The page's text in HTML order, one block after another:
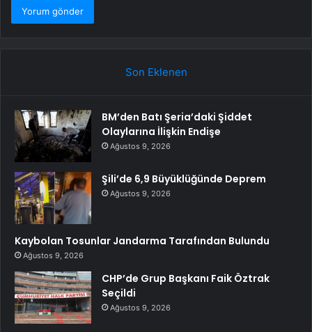
Son Eklenen
BM’den Batı Şeria’daki Şiddet
Olaylarına İlişkin Endişe
Ağustos 9, 2026
Şili’de 6,9 Büyüklüğünde Deprem
Ağustos 9, 2026
Kaybolan Tosunlar Jandarma Tarafından Bulundu
Ağustos 9, 2026
CHP’de Grup Başkanı Faik Öztrak
Seçildi
Ağustos 9, 2026